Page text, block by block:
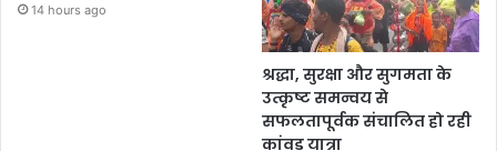
14 hours ago
श्रद्धा, सुरक्षा और सुगमता के
उत्कृष्ट समन्वय से
सफलतापूर्वक संचालित हो रही
कांवड़ यात्रा